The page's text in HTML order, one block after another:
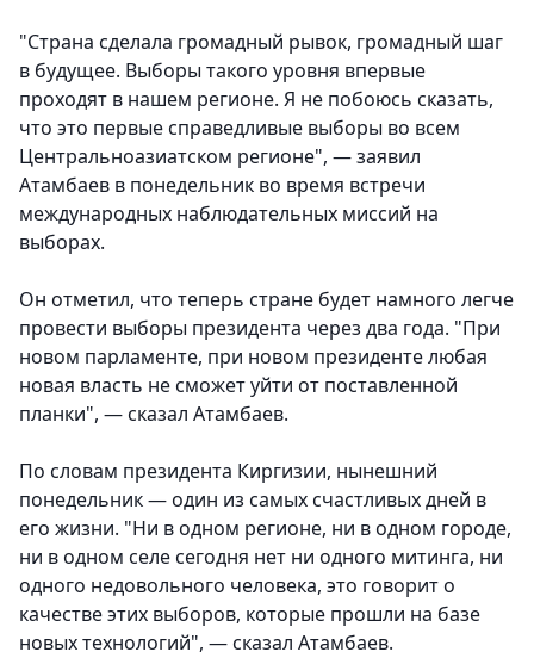
"Страна сделала громадный рывок, громадный шаг
в будущее. Выборы такого уровня впервые
проходят в нашем регионе. Я не побоюсь сказать,
что это первые справедливые выборы во всем
Центральноазиатском регионе", — заявил
Атамбаев в понедельник во время встречи
международных наблюдательных миссий на
выборах.
Он отметил, что теперь стране будет намного легче
провести выборы президента через два года. "При
новом парламенте, при новом президенте любая
новая власть не сможет уйти от поставленной
планки", — сказал Атамбаев.
По словам президента Киргизии, нынешний
понедельник — один из самых счастливых дней в
его жизни. "Ни в одном регионе, ни в одном городе,
ни в одном селе сегодня нет ни одного митинга, ни
одного недовольного человека, это говорит о
качестве этих выборов, которые прошли на базе
новых технологий", — сказал Атамбаев.